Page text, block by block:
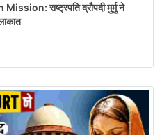
राष्ट्रपति द्रौपदी मुर्मु ने